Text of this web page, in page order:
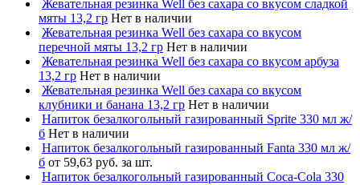
Жевательная резинка Well без сахара со вкусом сладкой
мяты 13,2 гр Нет в наличии
Жевательная резинка Well без сахара со вкусом
перечной мяты 13,2 гр Нет в наличии
Жевательная резинка Well без сахара со вкусом арбуза
13,2 гр Нет в наличии
Жевательная резинка Well без сахара со вкусом
клубники и банана 13,2 гр Нет в наличии
Напиток безалкогольный газированный Sprite 330 мл ж/
б Нет в наличии
Напиток безалкогольный газированный Fanta 330 мл ж/
б от 59,63 руб. за шт.
Напиток безалкогольный газированный Coca-Cola 330